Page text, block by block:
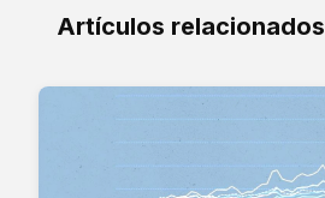
Artículos relacionados